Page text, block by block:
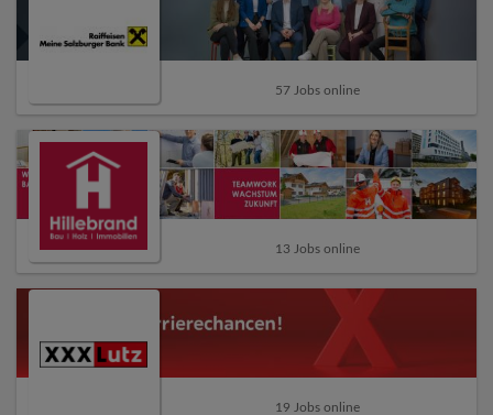
57 Jobs online
13 Jobs online
19 Jobs online